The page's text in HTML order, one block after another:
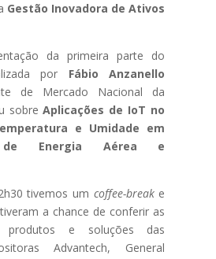
Gestão Inovadora de Ativos
da primeira parte do
por Fábio Anzanello
de Mercado Nacional da
sobreAplicações de IoT no
e Umidade em
de Energia Aérea e
tivemos um coffee-breake
a chance de conferir as
produtos e soluções das
Advantech, General